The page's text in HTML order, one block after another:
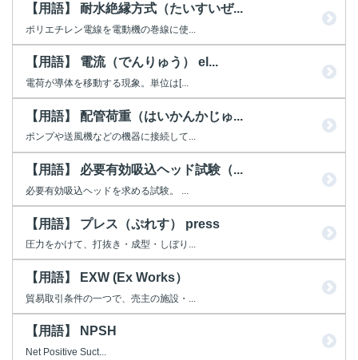
【用語】 耐水絶縁方式（たいすいぜ...
ポリエチレン電線を電動機の巻線に使...
【用語】 電流（でんりゅう） el...
電荷が導体を移動する現象。単位は[...
【用語】 配管荷重（はいかんかじゅ...
ポンプや送風機などの機器に接続して...
【用語】 必要有効吸込ヘッド試験（...
必要有効吸込ヘッドを求める試験。 ...
【用語】 プレス（ぷれす） press
圧力をかけて、打抜き・成型・しぼり...
【用語】 EXW (Ex Works）
貿易取引条件の一つで、売主の施設・...
【用語】 NPSH
Net Positive Suct...